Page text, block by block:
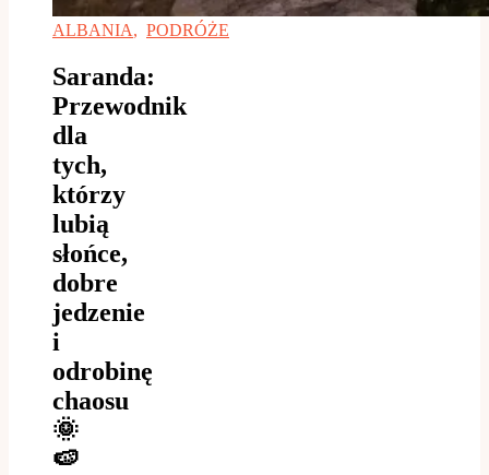
ALBANIA, PODRÓŻE
Saranda:
Przewodnik
dla
tych,
którzy
lubią
słońce,
dobre
jedzenie
i
odrobinę
chaosu
🌞
🍉